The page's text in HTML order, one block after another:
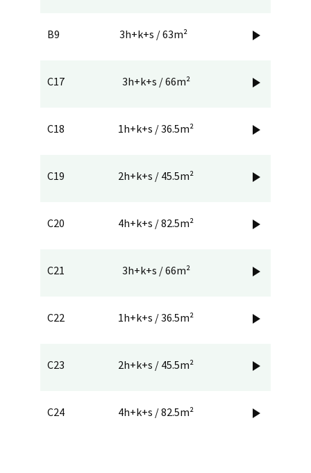
B9 3h+k+s / 63m² 
C17 3h+k+s / 66m² 
C18 1h+k+s / 36.5m² 
C19 2h+k+s / 45.5m² 
C20 4h+k+s / 82.5m² 
C21 3h+k+s / 66m² 
C22 1h+k+s / 36.5m² 
C23 2h+k+s / 45.5m² 
C24 4h+k+s / 82.5m² 